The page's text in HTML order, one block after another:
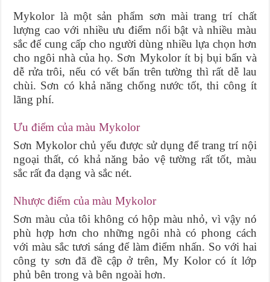
Mykolor là một sản phẩm sơn mài trang trí chất
lượng cao với nhiều ưu điểm nổi bật và nhiều màu
sắc để cung cấp cho người dùng nhiều lựa chọn hơn
cho ngôi nhà của họ. Sơn Mykolor ít bị bụi bẩn và
dễ rửa trôi, nếu có vết bẩn trên tường thì rất dễ lau
chùi. Sơn có khả năng chống nước tốt, thi công ít
lãng phí.
Ưu điểm của màu Mykolor
Sơn Mykolor chủ yếu được sử dụng để trang trí nội
ngoại thất, có khả năng bảo vệ tường rất tốt, màu
sắc rất đa dạng và sắc nét.
Nhược điểm của màu Mykolor
Sơn màu của tôi không có hộp màu nhỏ, vì vậy nó
phù hợp hơn cho những ngôi nhà có phong cách
với màu sắc tươi sáng để làm điểm nhấn. So với hai
công ty sơn đã đề cập ở trên, My Kolor có ít lớp
phủ bên trong và bên ngoài hơn.